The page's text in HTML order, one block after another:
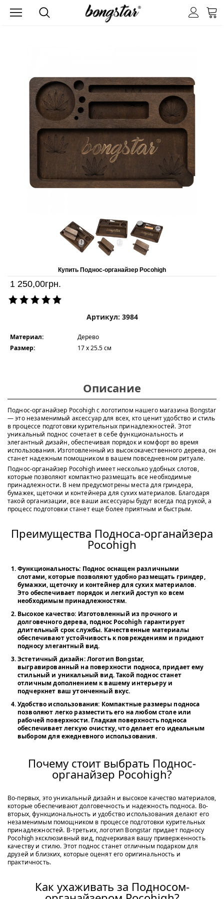
Купить Поднос-органайзер Pocohigh
1 250,00грн.
Артикул: 3984
Материал:
Дерево
Размер:
17 x 25.5 см
Описание
Поднос-органайзер Pocohigh с логотипом нашего магазина Bongstar
— это незаменимый аксессуар для всех, кто ценит удобство и стиль
в процессе подготовки курительных принадлежностей. Этот
уникальный поднос сочетает в себе функциональность и
элегантный дизайн, обеспечивая порядок и комфорт во время
использования. Изготовленный из высококачественного дерева, он
станет надежным помощником в вашем повседневном ритуале.
Поднос-органайзер Pocohigh имеет несколько удобных слотов,
которые позволяют компактно размещать все необходимые
принадлежности. В нем предусмотрены места для гриндера,
бумажек, щеточки и контейнера для сухих материалов. Благодаря
такой организации, все ваши аксессуары будут всегда под рукой, а
процесс подготовки станет еще более приятным и быстрым.
Преимущества Подноса-органайзера
Pocohigh
Функциональность: Поднос оснащен различными
слотами, которые позволяют удобно размещать гриндер,
бумажки, щеточку и контейнер для сухих материалов.
Это обеспечивает порядок и легкий доступ ко всем
необходимым принадлежностям.
Высокое качество: Изготовленный из прочного и
долговечного дерева, поднос Pocohigh гарантирует
длительный срок службы. Качественные материалы
обеспечивают устойчивость к повреждениям и придают
подносу элегантный вид.
Эстетичный дизайн:Логотип Bongstar,
выгравированный на поверхности подноса, придает ему
стильный и уникальный вид. Такой поднос станет
отличным дополнением к вашему интерьеру и
подчеркнет ваш утонченный вкус.
Удобство использования: Компактные размеры подноса
позволяют легко разместить его на любом столе или
рабочей поверхности. Гладкая поверхность подноса
обеспечивает легкую очистку, что делает его идеальным
выбором для ежедневного использования.
Почему стоит выбрать Поднос-
органайзер Pocohigh?
Во-первых, это уникальный дизайн и высокое качество материалов,
которые обеспечивают долговечность и надежность подноса. Во-
вторых, функциональность и удобство использования делают его
незаменимым помощником в процессе подготовки курительных
принадлежностей. В-третьих, логотип Bongstar придает подносу
Pocohigh эксклюзивный вид, подчеркивая вашу приверженность
качеству и стилю. Этот поднос станет отличным подарком для
друзей и близких, которые оценят его оригинальность и
практичность.
Как ухаживать за Подносом-